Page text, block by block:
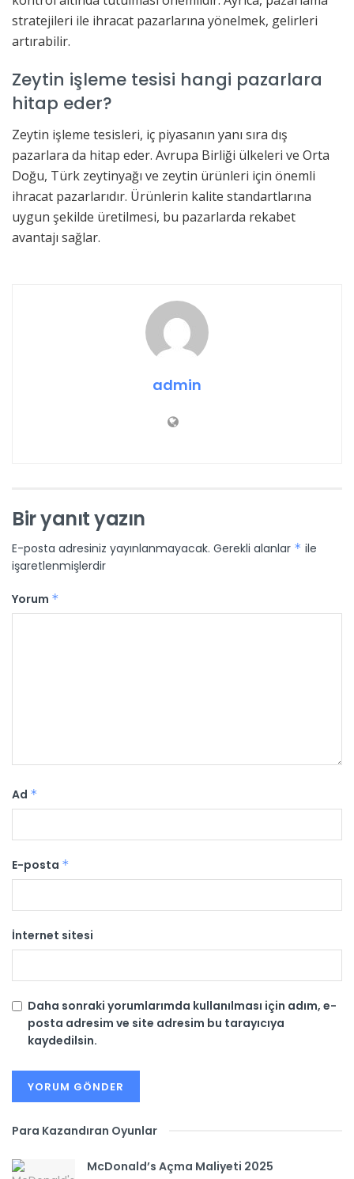
stratejileri ile ihracat pazarlarına yönelmek, gelirleri
artırabilir.
Zeytin işleme tesisi hangi pazarlara
hitap eder?
Zeytin işleme tesisleri, iç piyasanın yanı sıra dış
pazarlara da hitap eder. Avrupa Birliği ülkeleri ve Orta
Doğu, Türk zeytinyağı ve zeytin ürünleri için önemli
ihracat pazarlarıdır. Ürünlerin kalite standartlarına
uygun şekilde üretilmesi, bu pazarlarda rekabet
avantajı sağlar.
admin
Bir yanıt yazın
E-posta adresiniz yayınlanmayacak. Gerekli alanlar * ile
işaretlenmişlerdir
Yorum *
Ad *
E-posta *
İnternet sitesi
Daha sonraki yorumlarımda kullanılması için adım, e-
posta adresim ve site adresim bu tarayıcıya
kaydedilsin.
Para Kazandıran Oyunlar
McDonald’s Açma Maliyeti 2025